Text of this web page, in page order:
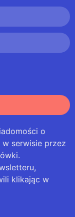
o
serwisie przez
klikając w